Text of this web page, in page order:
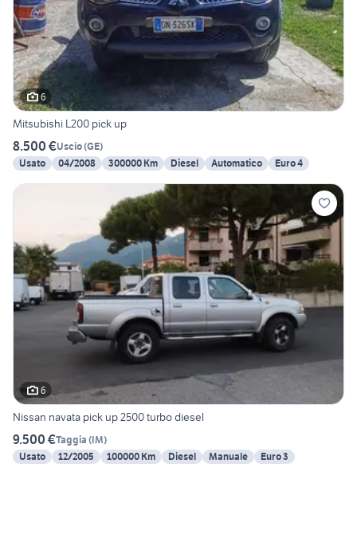
6
Mitsubishi L200 pick up
8.500 €Uscio(GE)
Usato
04/2008 300000 Km Diesel Automatico Euro 4
6
Nissan navata pick up 2500 turbo diesel
9.500 €Taggia (IM)
Usato
12/2005 100000 Km Diesel Manuale Euro 3